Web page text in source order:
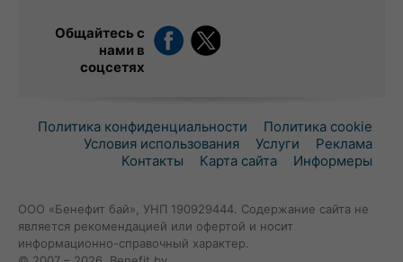
Общайтесь с
нами в
соцсетях
Политика конфиденциальности
Политика cookie
Условия использования
Услуги
Реклама
Контакты
Карта сайта Информеры
ООО «Бенефит бай», УНП 190929444. Содержание сайта не
является рекомендацией или офертой и носит
информационно-справочный характер.